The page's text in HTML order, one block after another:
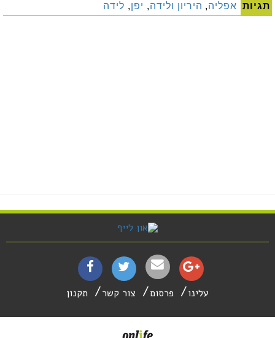
תגיות אפליה, היריון ולידה, יפן, לידה
עלינו פרסום צור קשר תקנון